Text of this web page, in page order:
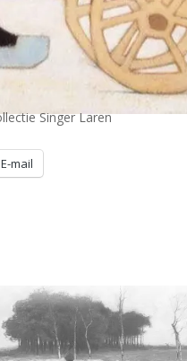
Singer Laren
E-mail